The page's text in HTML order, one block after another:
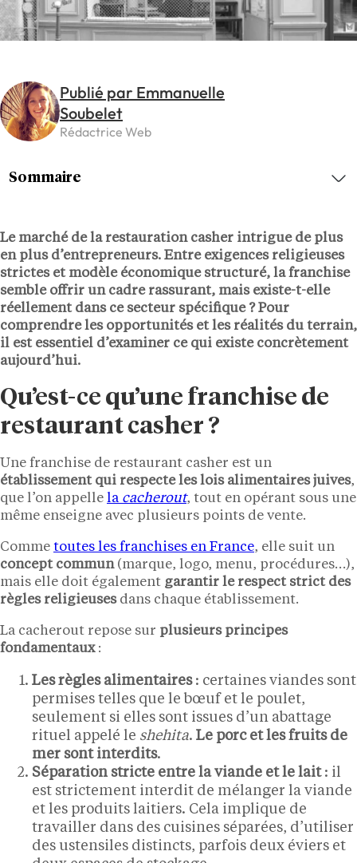
Publié par Emmanuelle
Soubelet
Rédactrice Web
Le marché de la restauration casher intrigue de plus
en plus d’entrepreneurs. Entre exigences religieuses
strictes et modèle économique structuré, la franchise
semble offrir un cadre rassurant, mais existe-t-elle
réellement dans ce secteur spécifique ? Pour
comprendre les opportunités et les réalités du terrain,
il est essentiel d’examiner ce qui existe concrètement
aujourd’hui.
Qu’est-ce qu’une franchise de
restaurant casher ?
Une franchise de restaurant casher est un
établissement qui respecte les lois alimentaires juives,
que l’on appelle la cacherout, tout en opérant sous une
même enseigne avec plusieurs points de vente.
Comme toutes les franchises en France, elle suit un
concept commun(marque, logo, menu, procédures…),
mais elle doit également garantir le respect strict des
règles religieusesdans chaque établissement.
La cacherout repose sur plusieurs principes
fondamentaux:
Les règles alimentaires : certaines viandes sont
permises telles que le bœuf et le poulet,
seulement si elles sont issues d’un abattage
rituel appelé le shehita. Le porc et les fruits de
mer sont interdits.
Séparation stricte entre la viande et le lait: il
est strictement interdit de mélanger la viande
et les produits laitiers. Cela implique de
travailler dans des cuisines séparées, d’utiliser
des ustensiles distincts, parfois deux éviers et
Sommaire